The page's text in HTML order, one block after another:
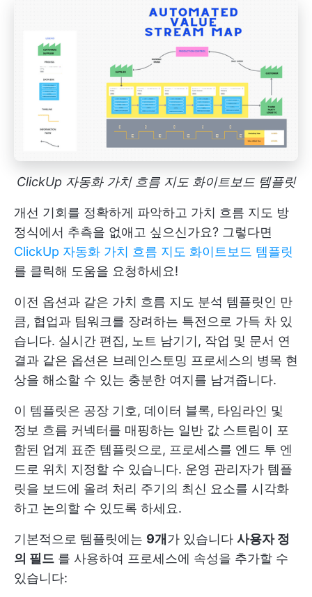
ClickUp 자동화 가치 흐름 지도 화이트보드 템플릿
개선 기회를 정확하게 파악하고 가치 흐름 지도 방
정식에서 추측을 없애고 싶으신가요? 그렇다면
ClickUp 자동화 가치 흐름 지도 화이트보드 템플릿
를 클릭해 도움을 요청하세요!
이전 옵션과 같은 가치 흐름 지도 분석 템플릿인 만
큼, 협업과 팀워크를 장려하는 특전으로 가득 차 있
습니다. 실시간 편집, 노트 남기기, 작업 및 문서 연
결과 같은 옵션은 브레인스토밍 프로세스의 병목 현
상을 해소할 수 있는 충분한 여지를 남겨줍니다.
이 템플릿은 공장 기호, 데이터 블록, 타임라인 및
정보 흐름 커넥터를 매핑하는 일반 값 스트림이 포
함된 업계 표준 템플릿으로, 프로세스를 엔드 투 엔
드로 위치 지정할 수 있습니다. 운영 관리자가 템플
릿을 보드에 올려 처리 주기의 최신 요소를 시각화
하고 논의할 수 있도록 하세요.
기본적으로 템플릿에는 9개 가 있습니다 사용자 정
의 필드 를 사용하여 프로세스에 속성을 추가할 수
있습니다: